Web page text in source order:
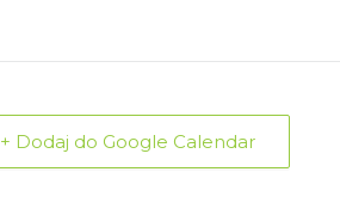
+ Dodaj do Google Calendar